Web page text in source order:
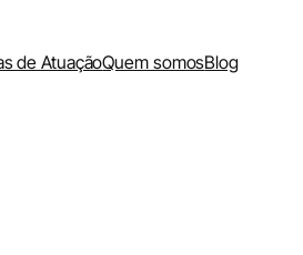
de AtuaçãoQuem somosBlog